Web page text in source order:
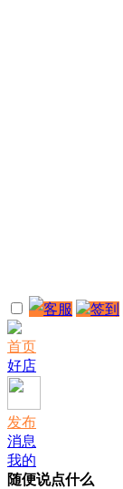
客服 签到
首页
好店
发布
消息
我的
随便说点什么